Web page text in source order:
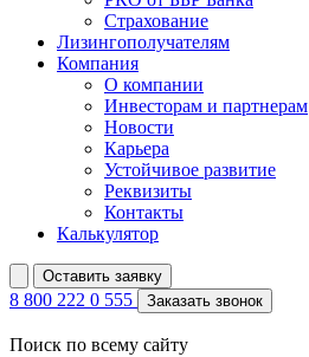
Страхование
Лизингополучателям
Компания
О компании
Инвесторам и партнерам
Новости
Карьера
Устойчивое развитие
Реквизиты
Контакты
Калькулятор
Оставить заявку
8 800 222 0 555 Заказать звонок
Поиск по всему сайту